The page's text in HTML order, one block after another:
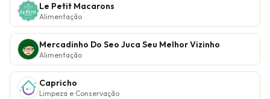
Le Petit Macarons
Alimentação
Mercadinho Do Seo Juca Seu Melhor Vizinho
Alimentação
Capricho
Limpeza e Conservação